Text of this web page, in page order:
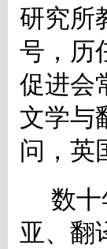
研究所
号，历
促进会
文学与
问，英
数
亚、翻